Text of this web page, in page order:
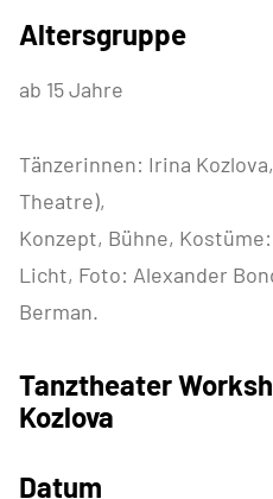
Altersgruppe
ab 15 Jahre
Tänzerinnen: Irina
Theatre),
Konzept, Bühne,
Licht, Foto: Alexander
Berman.
Tanztheater
Kozlova
Datum